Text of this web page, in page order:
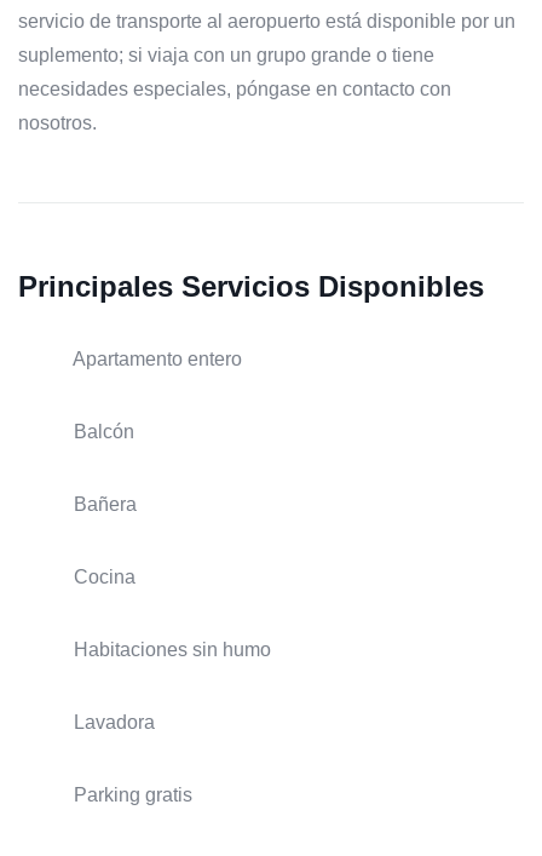
servicio de transporte al aeropuerto está disponible por un
suplemento; si viaja con un grupo grande o tiene
necesidades especiales, póngase en contacto con
nosotros.
Principales Servicios Disponibles
Apartamento entero
Balcón
Bañera
Cocina
Habitaciones sin humo
Lavadora
Parking gratis